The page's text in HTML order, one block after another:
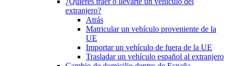
extranjero?
Atrás
Matricular un vehículo proveniente de la
UE
Importar un vehículo de fuera de la UE
Trasladar un vehículo español al extranjero